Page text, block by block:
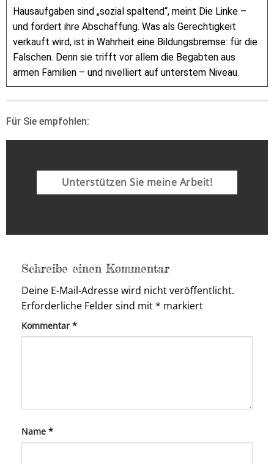
Hausaufgaben sind „sozial spaltend“, meint Die Linke –
und fordert ihre Abschaffung. Was als Gerechtigkeit
verkauft wird, ist in Wahrheit eine Bildungsbremse: für die
Falschen. Denn sie trifft vor allem die Begabten aus
armen Familien – und nivelliert auf unterstem Niveau.
Für Sie empfohlen:
Unterstützen Sie meine Arbeit!
Schreibe einen Kommentar
Deine E-Mail-Adresse wird nicht veröffentlicht.
Erforderliche Felder sind mit* markiert
Kommentar *
Name *